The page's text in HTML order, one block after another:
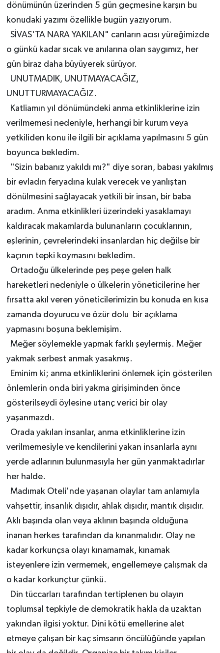
dönümünün üzerinden 5 gün geçmesine karşın bu
konudaki yazımı özellikle bugün yazıyorum.
SİVAS'TA NARA YAKILAN" canların acısı yüreğimizde
o günkü kadar sıcak ve anılarına olan saygımız, her
gün biraz daha büyüyerek sürüyor.
UNUTMADIK, UNUTMAYACAĞIZ,
UNUTTURMAYACAĞIZ.
Katliamın yıl dönümündeki anma etkinliklerine izin
verilmemesi nedeniyle, herhangi bir kurum veya
yetkiliden konu ile ilgili bir açıklama yapılmasını 5 gün
boyunca bekledim.
"Sizin babanız yakıldı mı?" diye soran, babası yakılmış
bir evladın feryadına kulak verecek ve yanlıştan
dönülmesini sağlayacak yetkili bir insan, bir baba
aradım. Anma etkinlikleri üzerindeki yasaklamayı
kaldıracak makamlarda bulunanların çocuklarının,
eşlerinin, çevrelerindeki insanlardan hiç değilse bir
kaçının tepki koymasını bekledim.
Ortadoğu ülkelerinde peş peşe gelen halk
hareketleri nedeniyle o ülkelerin yöneticilerine her
fırsatta akıl veren yöneticilerimizin bu konuda en kısa
zamanda doyurucu ve özür dolu bir açıklama
yapmasını boşuna beklemişim.
Meğer söylemekle yapmak farklı şeylermiş. Meğer
yakmak serbest anmak yasakmış.
Eminim ki; anma etkinliklerini önlemek için gösterilen
önlemlerin onda biri yakma girişiminden önce
gösterilseydi öylesine utanç verici bir olay
yaşanmazdı.
Orada yakılan insanlar, anma etkinliklerine izin
verilmemesiyle ve kendilerini yakan insanlarla aynı
yerde adlarının bulunmasıyla her gün yanmaktadırlar
her halde.
Madımak Oteli'nde yaşanan olaylar tam anlamıyla
vahşettir, insanlık dışıdır, ahlak dışıdır, mantık dışıdır.
Aklı başında olan veya aklının başında olduğuna
inanan herkes tarafından da kınanmalıdır. Olay ne
kadar korkunçsa olayı kınamamak, kınamak
isteyenlere izin vermemek, engellemeye çalışmak da
o kadar korkunçtur çünkü.
Din tüccarları tarafından tertiplenen bu olayın
toplumsal tepkiyle de demokratik hakla da uzaktan
yakından ilgisi yoktur. Dini kötü emellerine alet
etmeye çalışan bir kaç simsarın öncülüğünde yapılan